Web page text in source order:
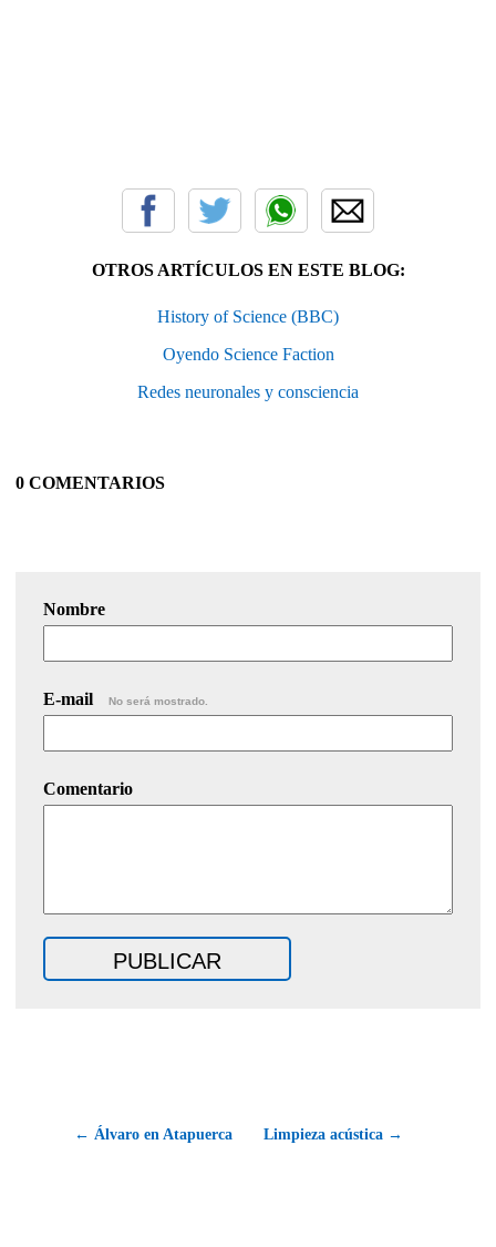
OTROS ARTÍCULOS EN ESTE BLOG:
History of Science (BBC)
Oyendo Science Faction
Redes neuronales y consciencia
0 COMENTARIOS
Nombre
E-mail No será mostrado.
Comentario
← Álvaro en Atapuerca Limpieza acústica →